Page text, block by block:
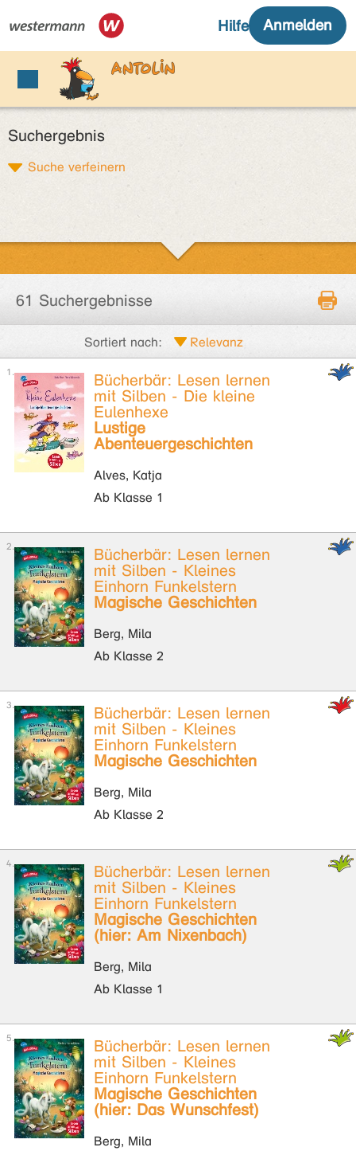
Suchergebnis
Suche verfeinern
61 Suchergebnisse
Sortiert nach:
Bücherbär: Lesen lernen
mit Silben - Die kleine
Eulenhexe
Lustige
Abenteuergeschichten
Alves, Katja
Ab Klasse 1
Bücherbär: Lesen lernen
mit Silben - Kleines
Einhorn Funkelstern
Magische Geschichten
Berg, Mila
Ab Klasse 2
Bücherbär: Lesen lernen
mit Silben - Kleines
Einhorn Funkelstern
Magische Geschichten
Berg, Mila
Ab Klasse 2
Bücherbär: Lesen lernen
mit Silben - Kleines
Einhorn Funkelstern
Magische Geschichten
(hier: Am Nixenbach)
Berg, Mila
Ab Klasse 1
Bücherbär: Lesen lernen
mit Silben - Kleines
Einhorn Funkelstern
Magische Geschichten
(hier: Das Wunschfest)
Berg, Mila